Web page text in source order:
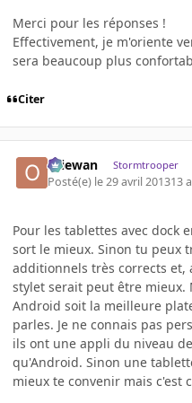
Merci pour les réponses !
Effectivement, je m'oriente
sera beaucoup plus
Citer
Oliewan Stormtrooper
Posté(e) le 29 avril 201313 a
Pour les tablettes avec dock
sort le mieux. Sinon tu peux
additionnels très corrects et,
stylet serait peut être mieux.
Android soit la meilleure
parles. Je ne connais pas
ils ont une appli du niveau
qu'Android. Sinon une
mieux te convenir mais c'est